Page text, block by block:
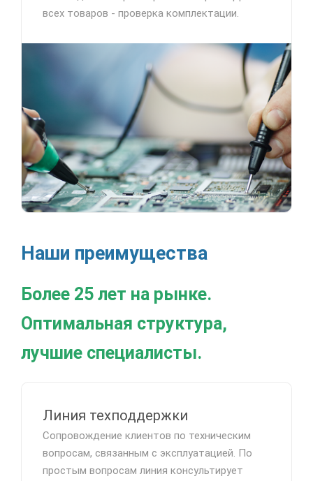
всех товаров - проверка комплектации.
Наши преимущества
Более 25 лет на рынке.
Оптимальная структура,
лучшие специалисты.
Линия техподдержки
Сопровождение клиентов по техническим
вопросам, связанным с эксплуатацией. По
простым вопросам линия консультирует